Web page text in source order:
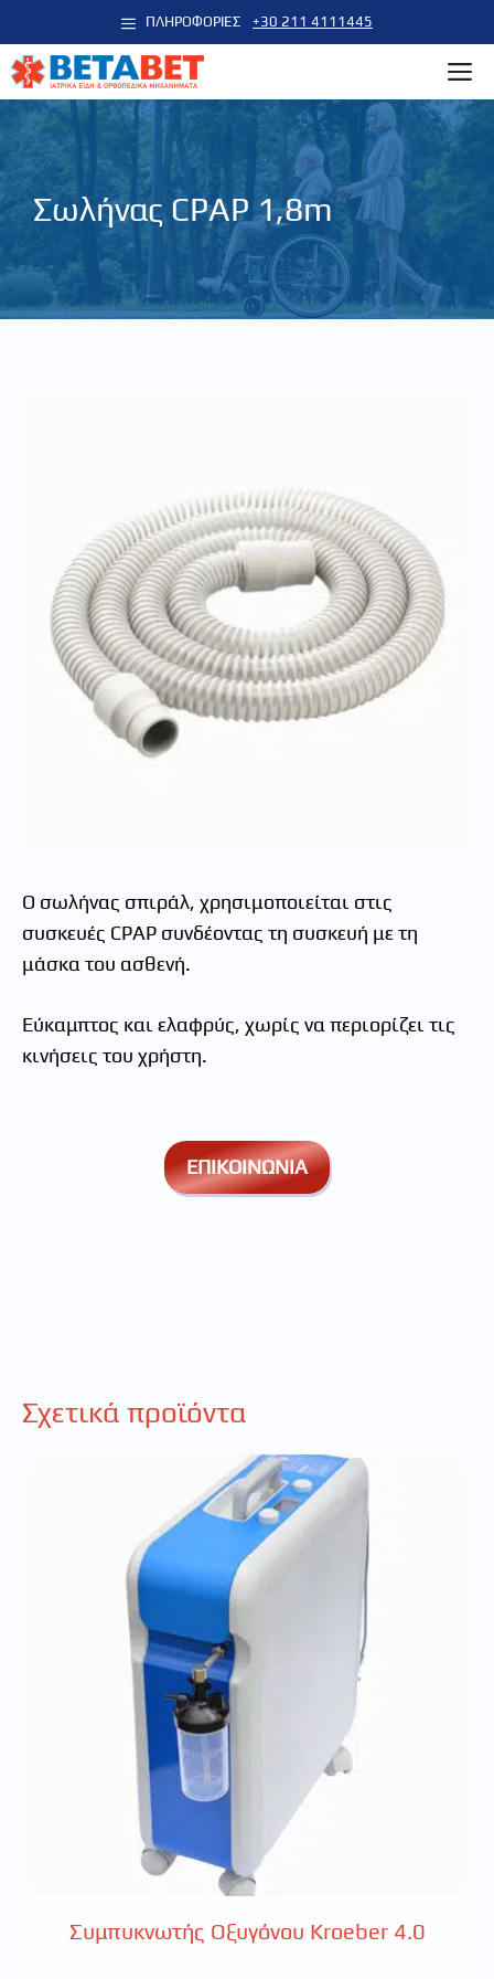
σε
περιεχόμενο
+30 211 4111445
ΠΛΗΡΟΦΟΡΙΕΣ
Σωλήνας CPAP 1,8m
Ο σωλήνας σπιράλ, χρησιμοποιείται στις
συσκευές CPAP συνδέοντας τη συσκευή με τη
μάσκα του ασθενή.
Εύκαμπτος και ελαφρύς, χωρίς να περιορίζει τις
κινήσεις του χρήστη.
ΕΠΙΚΟΙΝΩΝΙΑ
Σχετικά προϊόντα
Συμπυκνωτής Οξυγόνου Kroeber 4.0